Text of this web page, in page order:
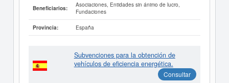
Beneficiarios:
Asociaciones, Entidades sin ánimo de lucro,
Fundaciones
Provincia: España
Subvenciones para la obtención de
vehículos de eficiencia energética.
Consultar